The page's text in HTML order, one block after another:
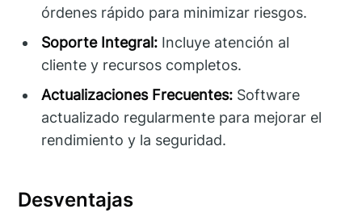
órdenes rápido para minimizar riesgos.
Soporte Integral: Incluye atención al
cliente y recursos completos.
Actualizaciones Frecuentes: Software
actualizado regularmente para mejorar el
rendimiento y la seguridad.
Desventajas